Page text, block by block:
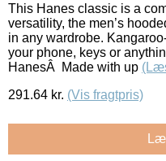
This Hanes classic is a
versatility, the men’s
in any wardrobe.
your phone, keys or
HanesÂ Made with up
291.64 kr. (Vis fragtpris)